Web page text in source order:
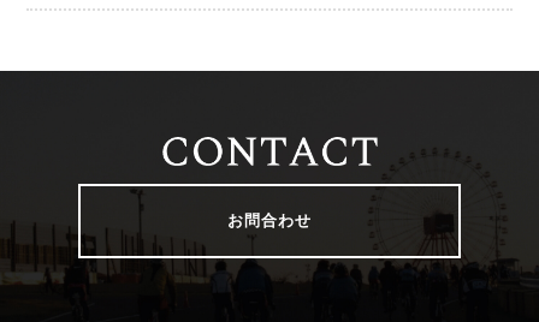
お問合わせ